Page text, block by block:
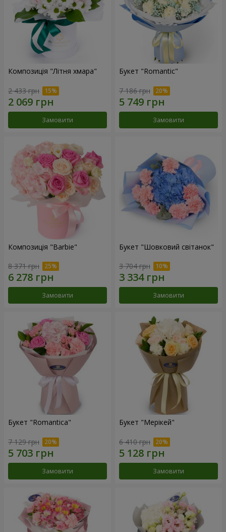
Композиція "Літня хмара"
2 433 грн
Замовити
Букет "Romantic"
7 186 грн
Замовити
Композиція "Barbie"
8 371 грн
Замовити
Букет "Шовковий світанок"
3 704 грн
Замовити
Букет "Romantica"
7 129 грн
Замовити
Букет "Мерікей"
6 410 грн
Замовити